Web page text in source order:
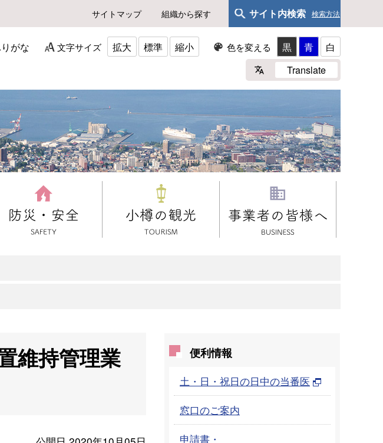
サイトマップ 組織から探す サイト内検索 検索方法
がな 文字サイズ 拡大 標準 縮小 色を変える 黒 青
白
Translate
維持管理業
便利情報
土・日・祝日の日中の当番医
窓口のご案内
申請書・